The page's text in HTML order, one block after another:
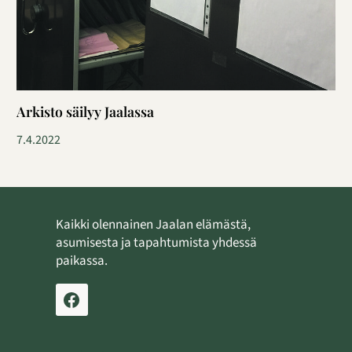
Arkisto säilyy Jaalassa
7.4.2022
Kaikki olennainen Jaalan elämästä,
asumisesta ja tapahtumista yhdessä
paikassa.